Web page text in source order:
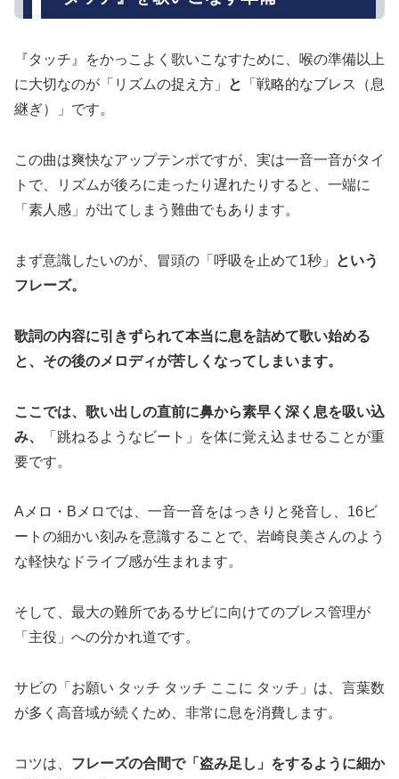
『タッチ』をかっこよく歌いこなすために、喉の準備以上
に大切なのが「リズムの捉え方」
と
「戦略的なブレス（息
継ぎ）」です。
この曲は爽快なアップテンポですが、実は一音一音がタイ
トで、リズムが後ろに走ったり遅れたりすると、一端に
「素人感」が出てしまう難曲でもあります。
まず意識したいのが、冒頭の「呼吸を止めて1秒」
という
フレーズ。
歌詞の内容に引きずられて本当に息を詰めて歌い始める
と、その後のメロディが苦しくなってしまいます。
ここでは、歌い出しの直前に鼻から素早く深く息を吸い込
み、
「跳ねるようなビート」を体に覚え込ませることが重
要です。
Aメロ・Bメロでは、一音一音をはっきりと発音し、16ビ
ートの細かい刻みを意識することで、岩崎良美さんのよう
な軽快なドライブ感が生まれます。
そして、最大の難所であるサビに向けてのブレス管理が
「主役」への分かれ道です。
サビの「お願い タッチ タッチ ここに タッチ」は、言葉数
が多く高音域が続くため、非常に息を消費します。
コツは、 フレーズの合間で「盗み足し」をするように細か